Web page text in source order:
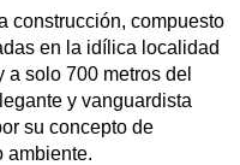
construcción, compuesto
en la idílica localidad
solo 700 metros del
y vanguardista
su concepto de
ambiente.